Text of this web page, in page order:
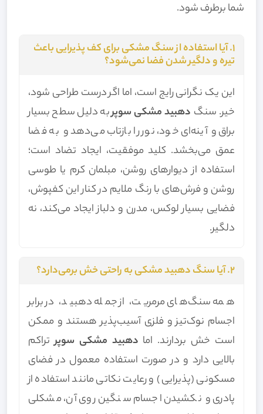
شما برطرف شود.
۱. آیا استفاده از سنگ مشکی برای کف پذیرایی باعث
تیره و دلگیر شدن فضا نمی‌شود؟
این یک نگرانی رایج است، اما اگر درست طراحی شود،
خیر. سنگ دهبید مشکی سوپربه دلیل سطح بسیار
براق و آینه‌ای خود، نور را بازتاب می‌دهد و به فضا
عمق می‌بخشد. کلید موفقیت، ایجاد تضاد است؛
استفاده از دیوارهای روشن، مبلمان کرم یا طوسی
روشن و فرش‌های با رنگ ملایم در کنار این کفپوش،
فضایی بسیار لوکس، مدرن و دلباز ایجاد می‌کند، نه
دلگیر.
۲. آیا سنگ دهبید مشکی به راحتی خش برمی‌دارد؟
همه سنگ‌های مرمریت، از جمله دهبید، در برابر
اجسام نوک‌تیز و فلزی آسیب‌پذیر هستند و ممکن
است خش بردارند. اما دهبید مشکی سوپرتراکم
بالایی دارد و در صورت استفاده معمول در فضای
مسکونی (پذیرایی) و رعایت نکاتی مانند استفاده از
پادری و نکشیدن اجسام سنگین روی آن، مشکلی